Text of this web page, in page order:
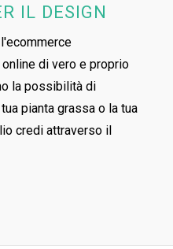
IL DESIGN
di vero e proprio
la possibilità di
pianta grassa o la tua
credi attraverso il